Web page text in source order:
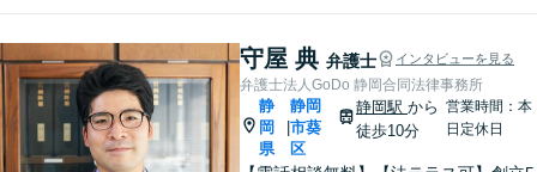
守屋 典 弁護士 インタビューを見る
弁護士法人GoDo 静岡合同法律事務所
静
岡
県
|
静岡
市葵
区
静岡駅 から
徒歩10分
営業時間：本
日定休日